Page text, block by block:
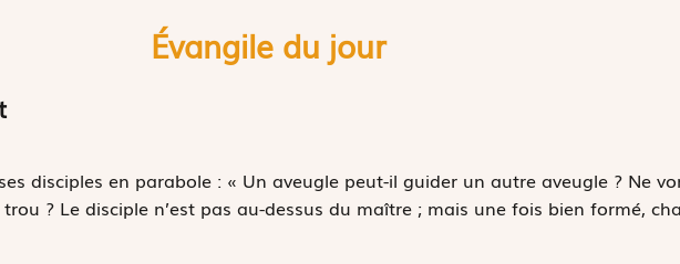
Évangile du jour
disciples en parabole : « Un aveugle peut-il guider un autre aveugle ? Ne
? Le disciple n’est pas au-dessus du maître ; mais une fois bien formé,